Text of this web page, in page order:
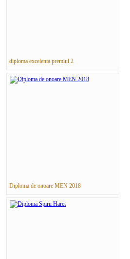
diploma excelenta premiul 2
Diploma de onoare MEN 2018